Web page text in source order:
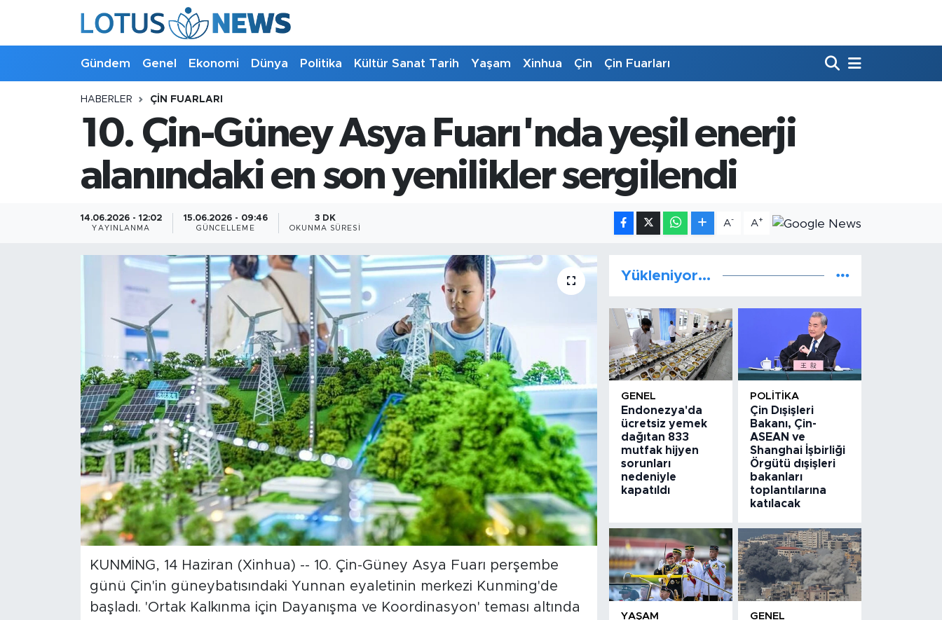
Gündem Genel Ekonomi Dünya Politika Kültür Sanat Tarih Yaşam Xinhua Çin Çin Fuarları
HABERLER ÇIN FUARLARI
10. Çin-Güney Asya Fuarı'nda yeşil enerji
alanındaki en son yenilikler sergilendi
14.06.2026 - 12:02
YAYINLANMA
15.06.2026 - 09:46
GÜNCELLEME
3 DK
OKUNMA SÜRESI
A- A+
KUNMİNG, 14 Haziran (Xinhua) -- 10. Çin-Güney Asya Fuarı perşembe
günü Çin'in güneybatısındaki Yunnan eyaletinin merkezi Kunming'de
başladı. 'Ortak Kalkınma için Dayanışma ve Koordinasyon' teması altında
Yükleniyor...
GENEL
Endonezya'da
ücretsiz yemek
dağıtan 833
mutfak hijyen
sorunları
nedeniyle
kapatıldı
POLITIKA
Çin Dışişleri
Bakanı, Çin-
ASEAN ve
Shanghai İşbirliği
Örgütü dışişleri
bakanları
toplantılarına
katılacak
YAŞAM GENEL
Bilim ve Teknoloji
Foto Haber
Xinhua Türkiye